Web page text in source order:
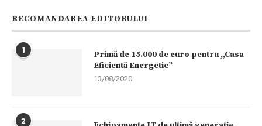
RECOMANDAREA EDITORULUI
1
Primă de 15.000 de euro pentru ,,Casa
Eficientă Energetic”
13/08/2020
2